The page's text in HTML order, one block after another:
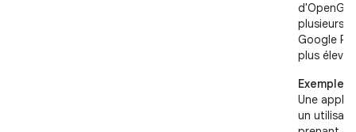
d'OpenGL
plusieurs
Google
plus
Exemple 2
Une
un